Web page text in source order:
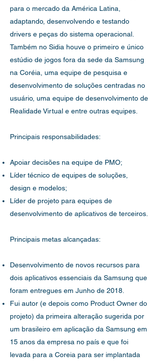
para o mercado da América Latina,
adaptando, desenvolvendo e testando
drivers e peças do sistema operacional.
Também no Sidia houve o primeiro e único
estúdio de jogos fora da sede da Samsung
na Coréia, uma equipe de pesquisa e
desenvolvimento de soluções centradas no
usuário, uma equipe de desenvolvimento de
Realidade Virtual e entre outras equipes.
Principais responsabilidades:
Apoiar decisões na equipe de PMO;
Líder técnico de equipes de soluções,
design e modelos;
Líder de projeto para equipes de
desenvolvimento de aplicativos de terceiros.
Principais metas alcançadas:
Desenvolvimento de novos recursos para
dois aplicativos essenciais da Samsung que
foram entregues em Junho de 2018.
Fui autor (e depois como Product Owner do
projeto) da primeira alteração sugerida por
um brasileiro em aplicação da Samsung em
15 anos da empresa no país e que foi
levada para a Coreia para ser implantada